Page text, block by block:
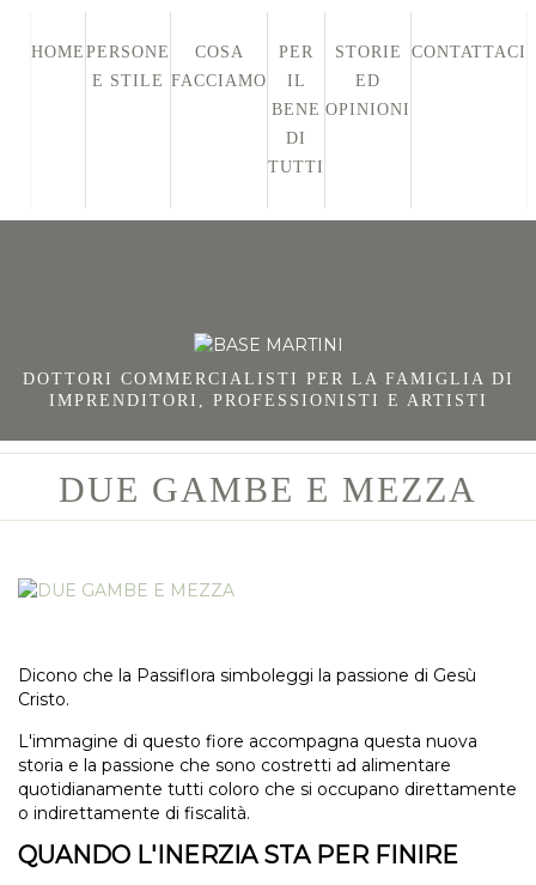
HOME PERSONE
E STILE
COSA
FACCIAMO
PER
IL
BENE
DI
TUTTI
STORIE
ED
OPINIONI
CONTATTACI
DOTTORI COMMERCIALISTI PER LA FAMIGLIA DI
IMPRENDITORI, PROFESSIONISTI E ARTISTI
DUE GAMBE E MEZZA
Dicono che la Passiflora simboleggi la passione di Gesù
Cristo.
L'immagine di questo fiore accompagna questa nuova
storia e la passione che sono costretti ad alimentare
quotidianamente tutti coloro che si occupano direttamente
o indirettamente di fiscalità.
QUANDO L'INERZIA STA PER FINIRE